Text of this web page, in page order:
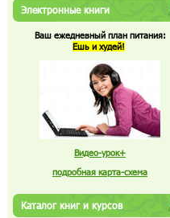
Электронные книги
Ваш ежедневный план питания:
Ешь и худей!
Видео-урок+
подробная карта-схема
Каталог книг и курсов